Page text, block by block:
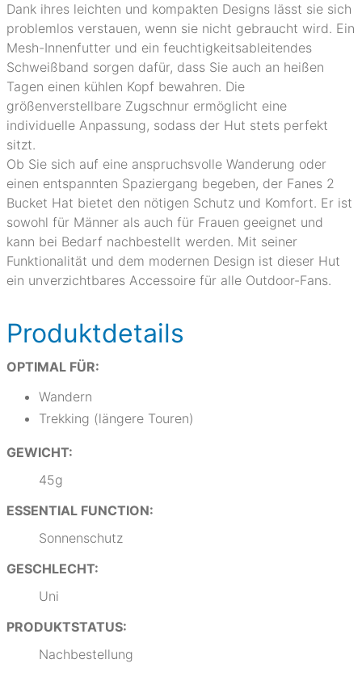
Dank ihres leichten und kompakten Designs lässt sie sich
problemlos verstauen, wenn sie nicht gebraucht wird. Ein
Mesh-Innenfutter und ein feuchtigkeitsableitendes
Schweißband sorgen dafür, dass Sie auch an heißen
Tagen einen kühlen Kopf bewahren. Die
größenverstellbare Zugschnur ermöglicht eine
individuelle Anpassung, sodass der Hut stets perfekt
sitzt.
Ob Sie sich auf eine anspruchsvolle Wanderung oder
einen entspannten Spaziergang begeben, der Fanes 2
Bucket Hat bietet den nötigen Schutz und Komfort. Er ist
sowohl für Männer als auch für Frauen geeignet und
kann bei Bedarf nachbestellt werden. Mit seiner
Funktionalität und dem modernen Design ist dieser Hut
ein unverzichtbares Accessoire für alle Outdoor-Fans.
Produktdetails
OPTIMAL FÜR:
Wandern
Trekking (längere Touren)
GEWICHT:
45g
ESSENTIAL FUNCTION:
Sonnenschutz
GESCHLECHT:
Uni
PRODUKTSTATUS:
Nachbestellung